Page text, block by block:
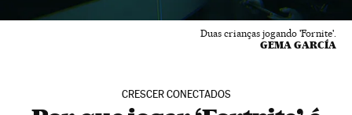
Duas crianças jogando 'Fornite'.
GEMA GARCÍA
CRESCER CONECTADOS